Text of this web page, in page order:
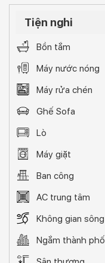
Tiện nghi
Bồn tắm
Máy nước nóng
Máy rửa chén
Ghế Sofa
Lò
Máy giặt
Ban công
AC trung tâm
Không gian sông
Ngắm thành phố